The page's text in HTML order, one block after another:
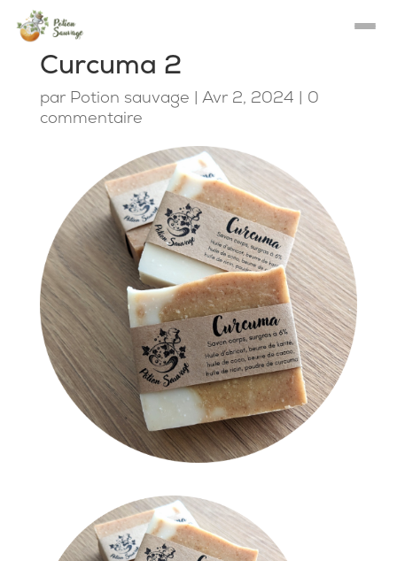
Curcuma 2
par Potion sauvage | Avr 2, 2024 | 0
commentaire